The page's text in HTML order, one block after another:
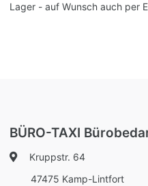
Lager - auf Wunsch auch per
BÜRO-TAXI
Kruppstr. 64
47475 Kamp-Lintfort